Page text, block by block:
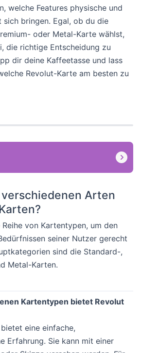
welche Features physische und
bringen. Egal, ob du die
oder Metal-Karte wählst,
die richtige Entscheidung zu
dir deine Kaffeetasse und lass
Revolut-Karte am besten zu
Arten
von Kartentypen, um den
seiner Nutzer gerecht
sind die Standard-,
Metal-Karten.
Kartentypen bietet Revolut
eine einfache,
Erfahrung. Sie kann mit einer